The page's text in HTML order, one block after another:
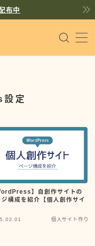
布中
定
】自創作サイトの
ジ構成を紹介【個人創作サイ
個人サイト作り